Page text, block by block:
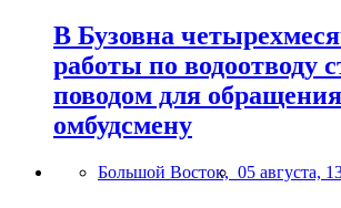
В Бузовна
работы по водоотводу
поводом для
омбудсмену
Большой Восток, 05 августа,